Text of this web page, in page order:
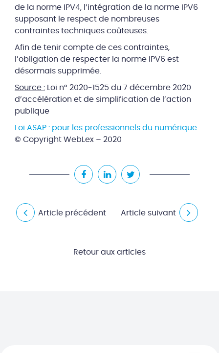
de la norme IPV4, l’intégration de la norme IPV6
supposant le respect de nombreuses
contraintes techniques coûteuses.
Afin de tenir compte de ces contraintes,
l’obligation de respecter la norme IPV6 est
désormais supprimée.
Source : Loi n° 2020-1525 du 7 décembre 2020
d’accélération et de simplification de l’action
publique
Loi ASAP : pour les professionnels du numérique
© Copyright WebLex – 2020
Article précédent Article suivant
Retour aux articles